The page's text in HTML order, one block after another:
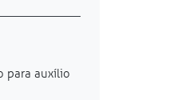
para auxílio